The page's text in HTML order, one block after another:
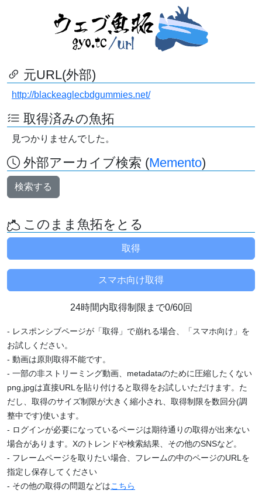
元URL(外部)
http://blackeaglecbdgummies.net/
取得済みの魚拓
見つかりませんでした。
外部アーカイブ検索 (Memento)
検索する
このまま魚拓をとる
24時間内取得制限まで0/60回
- レスポンシブページが「取得」で崩れる場合、「スマホ向け」を
お試しください。
- 動画は原則取得不能です。
- 一部の非ストリーミング動画、metadataのために圧縮したくない
png,jpgは直接URLを貼り付けると取得をお試しいただけます。た
だし、取得のサイズ制限が大きく縮小され、取得制限を数回分(調
整中です)使います。
- ログインが必要になっているページは期待通りの取得が出来ない
場合があります。Xのトレンドや検索結果、その他のSNSなど。
- フレームページを取りたい場合、フレームの中のページのURLを
指定し保存してください
- その他の取得の問題などはこちら